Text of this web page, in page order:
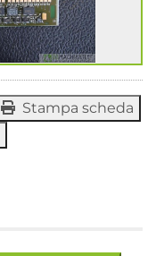
Stampa scheda